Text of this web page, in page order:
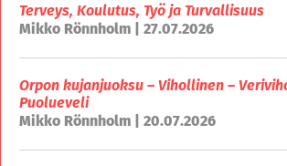
Terveys, Koulutus, Työ ja Turvallisuus
Mikko Rönnholm | 27.07.2026
Orpon kujanjuoksu – Vihollinen –
Puolueveli
Mikko Rönnholm | 20.07.2026